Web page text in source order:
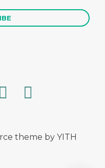
theme by YITH